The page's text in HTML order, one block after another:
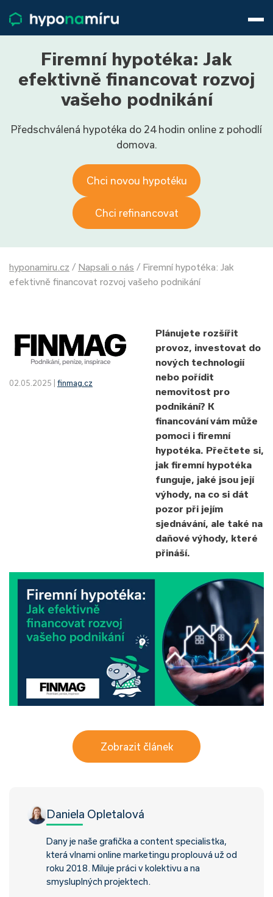
Životní pojištění
Pojištění nemovitosti
Články
O nás
9−16 hod.
Přihlásit
Firemní hypotéka: Jak
efektivně financovat rozvoj
vašeho podnikání
Předschválená hypotéka do 24 hodin online z pohodlí
domova.
Chci novou hypotéku
Chci refinancovat
hyponamiru.cz / Napsali o nás / Firemní hypotéka: Jak
efektivně financovat rozvoj vašeho podnikání
02.05.2025 | finmag.cz
Plánujete rozšířit
provoz, investovat do
nových technologií
nebo pořídit
nemovitost pro
podnikání? K
financování vám může
pomoci i firemní
hypotéka. Přečtete si,
jak firemní hypotéka
funguje, jaké jsou její
výhody, na co si dát
pozor při jejím
sjednávání, ale také na
daňové výhody, které
přináší.
Zobrazit článek
Daniela Opletalová
Dany je naše grafička a content specialistka,
která vlnami online marketingu proplouvá už od
roku 2018. Miluje práci v kolektivu a na
smysluplných projektech.